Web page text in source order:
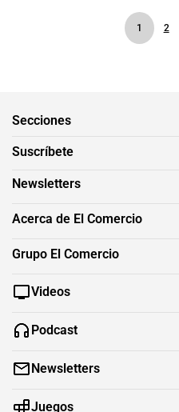
1 2
Secciones
Suscríbete
Newsletters
Acerca de El Comercio
Grupo El Comercio
Videos
Podcast
Newsletters
Juegos